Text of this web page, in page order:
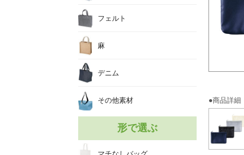
●商品詳細
フェルト
麻
デニム
その他素材
形で選ぶ